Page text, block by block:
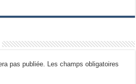
pas publiée. Les champs obligatoires